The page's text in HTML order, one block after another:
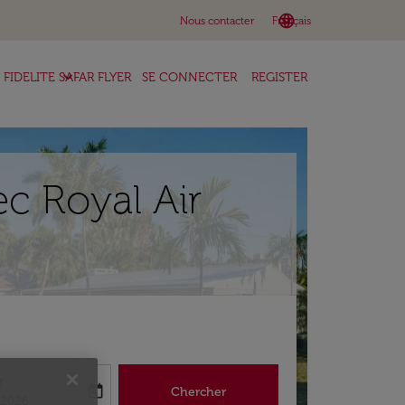
Nous contacter language
Français
keyboard_arrow_down
FIDELITE SAFAR FLYER
keyboard_arrow_down SE CONNECTER REGISTER
Royal Air
return-date-aria-label
today Chercher